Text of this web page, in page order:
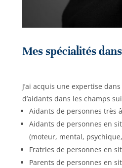
Mes spécialités
J’ai acquis une expertise
d’aidants dans les champs
Aidants de personnes très
Aidants de personnes en
(moteur, mental,
Fratries de personnes en
Parents de personnes en